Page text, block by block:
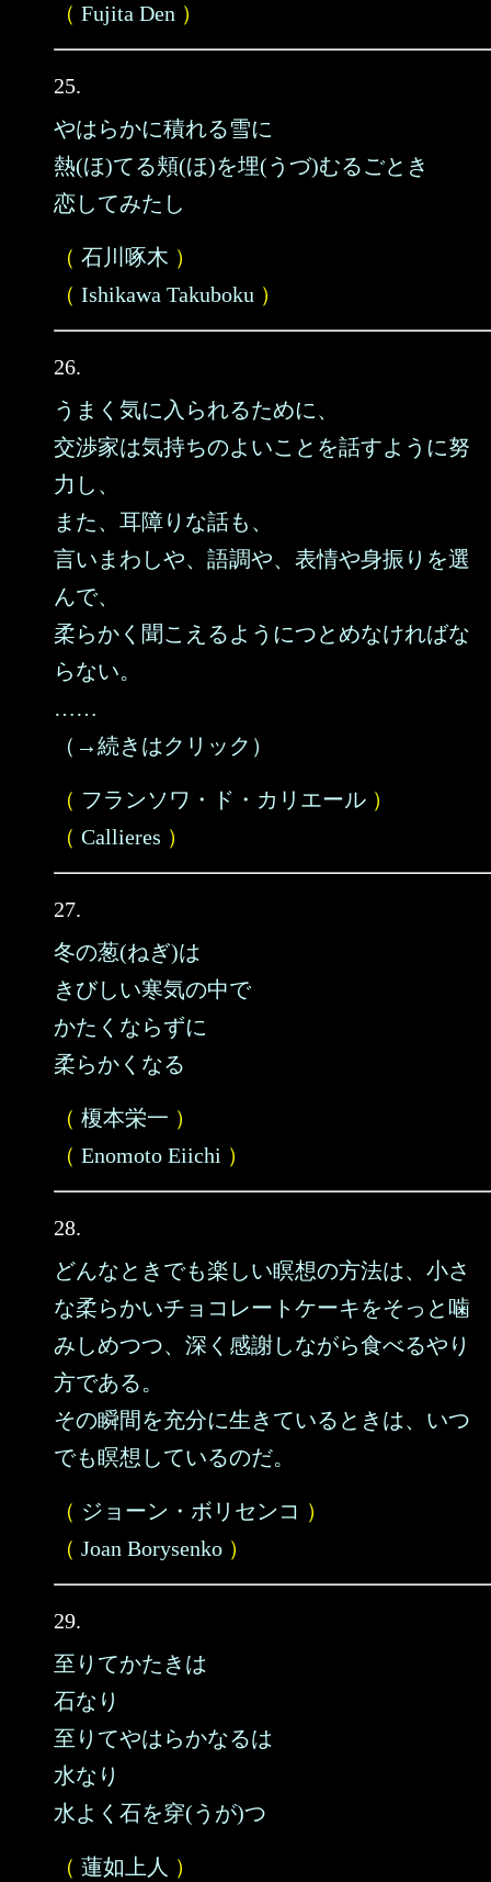
（ Fujita Den ）
25.
やはらかに積れる雪に
熱(ほ)てる頬(ほ)を埋(うづ)むるごとき
恋してみたし
（ 石川啄木 ）
（ Ishikawa Takuboku ）
26.
うまく気に入られるために、
交渉家は気持ちのよいことを話すように努
力し、
また、耳障りな話も、
言いまわしや、語調や、表情や身振りを選
んで、
柔らかく聞こえるようにつとめなければな
らない。
……
（→続きはクリック）
（ フランソワ・ド・カリエール ）
（ Callieres ）
27.
冬の葱(ねぎ)は
きびしい寒気の中で
かたくならずに
柔らかくなる
（ 榎本栄一 ）
（ Enomoto Eiichi ）
28.
どんなときでも楽しい瞑想の方法は、小さ
な柔らかいチョコレートケーキをそっと噛
みしめつつ、深く感謝しながら食べるやり
方である。
その瞬間を充分に生きているときは、いつ
でも瞑想しているのだ。
（ ジョーン・ボリセンコ ）
（ Joan Borysenko ）
29.
至りてかたきは
石なり
至りてやはらかなるは
水なり
水よく石を穿(うが)つ
（ 蓮如上人 ）